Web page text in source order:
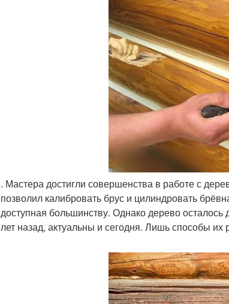
. Мастера достигли совершенства в работе с
позволил калибровать брус и цилиндровать
доступная большинству. Однако дерево
лет назад, актуальны и сегодня. Лишь способы